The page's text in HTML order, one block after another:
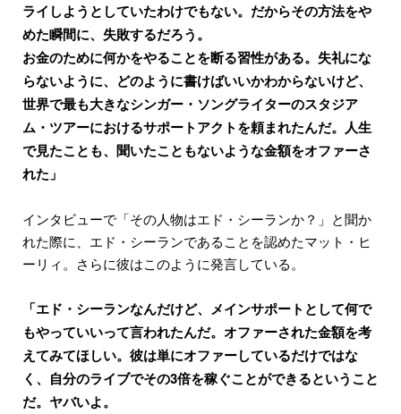
ライしようとしていたわけでもない。だからその方法をや
めた瞬間に、失敗するだろう。
お金のために何かをやることを断る習性がある。失礼にな
らないように、どのように書けばいいかわからないけど、
世界で最も大きなシンガー・ソングライターのスタジア
ム・ツアーにおけるサポートアクトを頼まれたんだ。人生
で見たことも、聞いたこともないような金額をオファーさ
れた」
インタビューで「その人物はエド・シーランか？」と聞か
れた際に、エド・シーランであることを認めたマット・ヒ
ーリィ。さらに彼はこのように発言している。
「エド・シーランなんだけど、メインサポートとして何で
もやっていいって言われたんだ。オファーされた金額を考
えてみてほしい。彼は単にオファーしているだけではな
く、自分のライブでその3倍を稼ぐことができるということ
だ。ヤバいよ。